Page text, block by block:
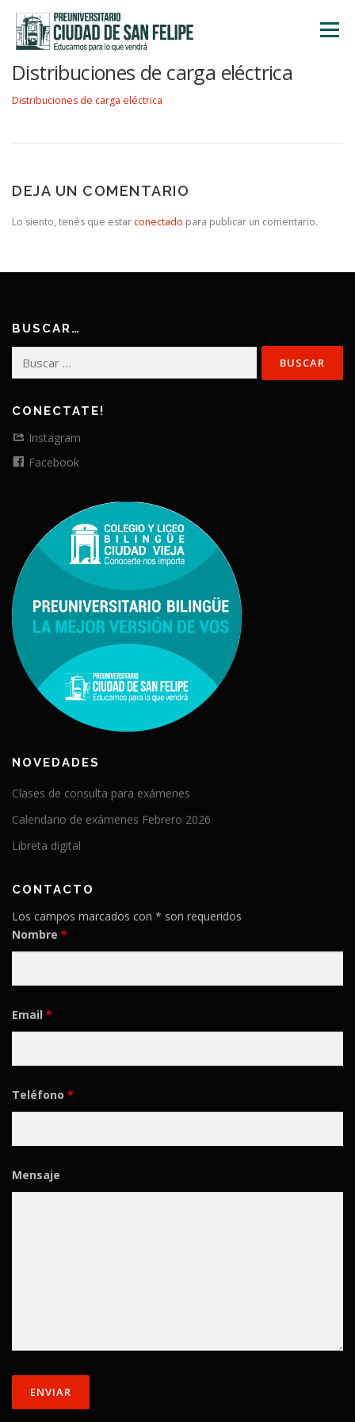
contenido
Menú
Distribuciones de carga eléctrica
Distribuciones de carga eléctrica
DEJA UN COMENTARIO
Lo siento, tenés que estar conectado para publicar un comentario.
BUSCAR…
CONECTATE!
Instagram
Facebook
NOVEDADES
Clases de consulta para exámenes
Calendario de exámenes Febrero 2026
Libreta digital
CONTACTO
Los campos marcados con * son requeridos
Nombre *
Email *
Teléfono *
Mensaje